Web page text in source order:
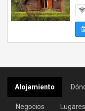
Alojamiento
Negocios Lugares